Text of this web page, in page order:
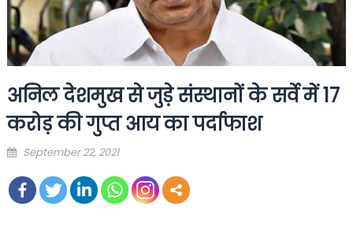
अनिल देशमुख से जुड़े संस्थानों के सर्वे में 17
करोड़ की गुप्त आय का पर्दाफाश
Posted
September 22, 2021